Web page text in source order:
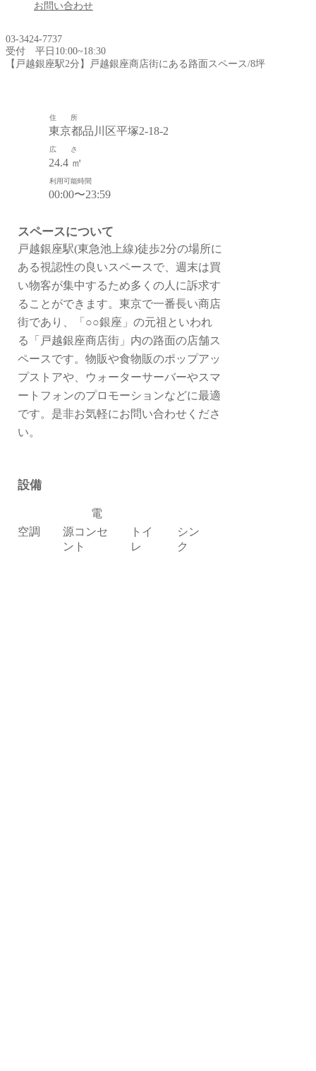
お問い合わせ
03-3424-7737
受付 平日10:00~18:30
【戸越銀座駅2分】戸越銀座商店街にある路面スペース/8坪
住 所
東京都品川区平塚2-18-2
広 さ
24.4 ㎡
利用可能時間
00:00〜23:59
スペースについて
戸越銀座駅(東急池上線)徒歩2分の場所に
ある視認性の良いスペースで、週末は買
い物客が集中するため多くの人に訴求す
ることができます。東京で一番長い商店
街であり、「○○銀座」の元祖といわれ
る「戸越銀座商店街」内の路面の店舗ス
ペースです。物販や食物販のポップアッ
プストアや、ウォーターサーバーやスマ
ートフォンのプロモーションなどに最適
です。是非お気軽にお問い合わせくださ
い。
設備
空調
電
源コンセ
ント
トイ
レ
シン
ク